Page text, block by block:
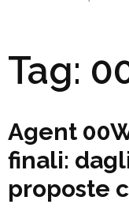
Tag:
Agent
finali:
proposte